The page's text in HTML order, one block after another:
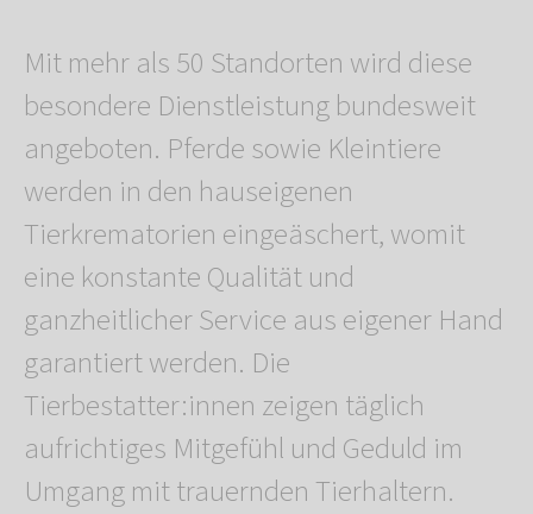
Mit mehr als 50 Standorten wird diese
besondere Dienstleistung bundesweit
angeboten. Pferde sowie Kleintiere
werden in den hauseigenen
Tierkrematorien eingeäschert, womit
eine konstante Qualität und
ganzheitlicher Service aus eigener Hand
garantiert werden. Die
Tierbestatter:innen zeigen täglich
aufrichtiges Mitgefühl und Geduld im
Umgang mit trauernden Tierhaltern.